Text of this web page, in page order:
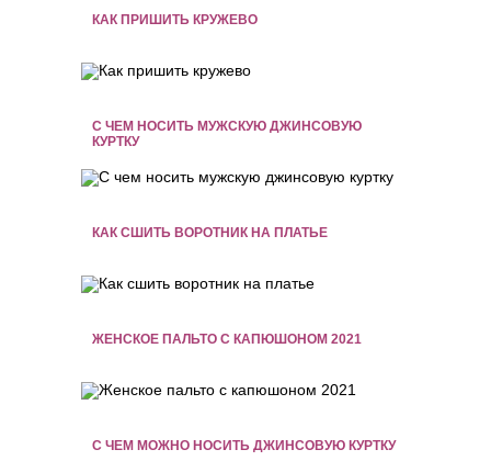
КАК ПРИШИТЬ КРУЖЕВО
С ЧЕМ НОСИТЬ МУЖСКУЮ ДЖИНСОВУЮ
КУРТКУ
КАК СШИТЬ ВОРОТНИК НА ПЛАТЬЕ
ЖЕНСКОЕ ПАЛЬТО С КАПЮШОНОМ 2021
С ЧЕМ МОЖНО НОСИТЬ ДЖИНСОВУЮ КУРТКУ